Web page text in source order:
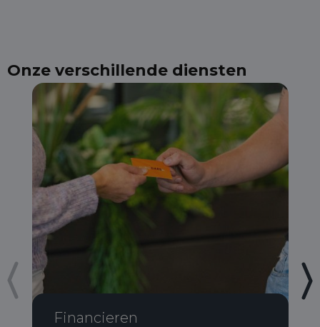
Onze verschillende diensten
Financieren